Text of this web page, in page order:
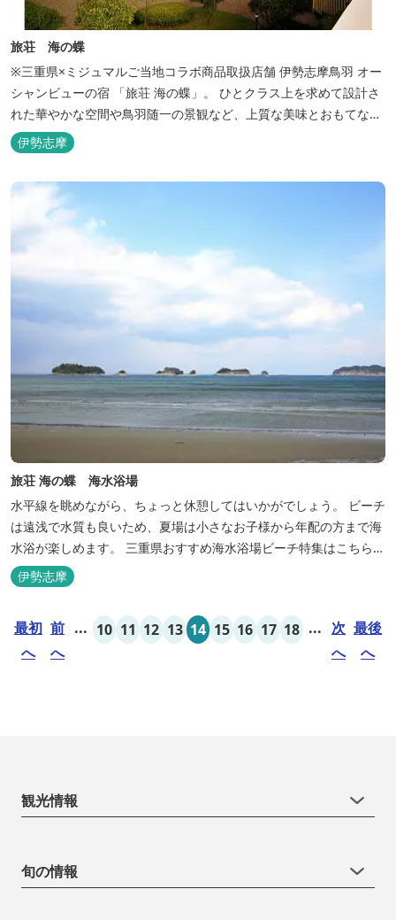
旅荘 海の蝶
※三重県×ミジュマルご当地コラボ商品取扱店舗 伊勢志摩鳥羽 オー
シャンビューの宿 「旅荘 海の蝶」。 ひとクラス上を求めて設計さ
れた華やかな空間や鳥羽随一の景観など、上質な美味とおもてなし
をお約束します。 海の蝶ならではのゆとりの休日をお過ごし下さい
ませ。
伊勢志摩
旅荘 海の蝶 海水浴場
水平線を眺めながら、ちょっと休憩してはいかがでしょう。 ビーチ
は遠浅で水質も良いため、夏場は小さなお子様から年配の方まで海
水浴が楽しめます。 三重県おすすめ海水浴場ビーチ特集はこちら
🏖三重の海水浴場ビーチ特集 プー...
伊勢志摩
最初
へ
前
へ
... 10 11 12 13 14 15 16 17 18 ... 次
へ
最後
へ
観光情報
旬の情報